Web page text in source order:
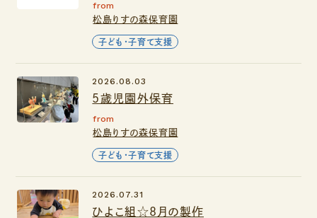
from
松島りすの森保育園
子ども・子育て支援
5歳児園外保育
2026.08.03
from
松島りすの森保育園
子ども・子育て支援
ひよこ組☆8月の製作
2026.07.31